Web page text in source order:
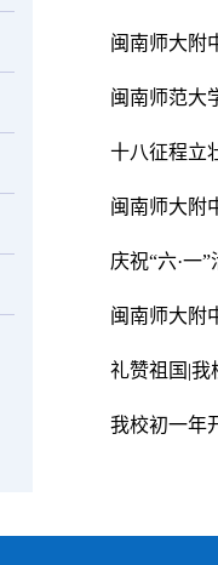
闽南师大附
闽南师范大
十八征程立
闽南师大附
庆祝“六·一”
闽南师大附
礼赞祖国|我
我校初一年